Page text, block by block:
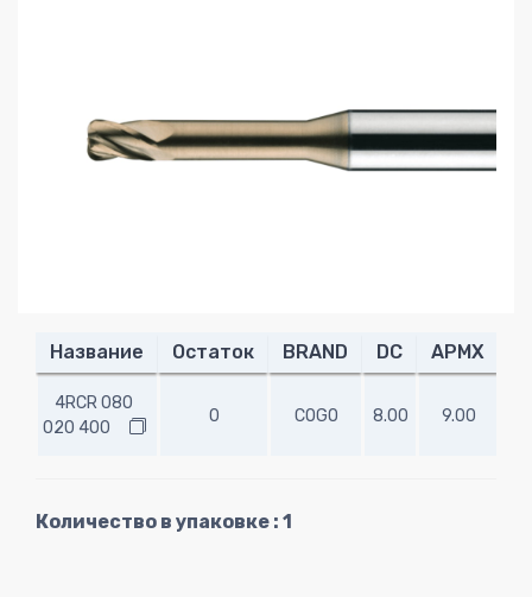
Название Остаток BRAND DC APMX
4RCR 080
020 400
0 COGO 8.00 9.00
Количество в упаковке : 1